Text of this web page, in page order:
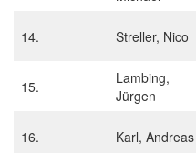
14. Streller, Nico
15.
Lambing,
Jürgen
16. Karl, Andreas